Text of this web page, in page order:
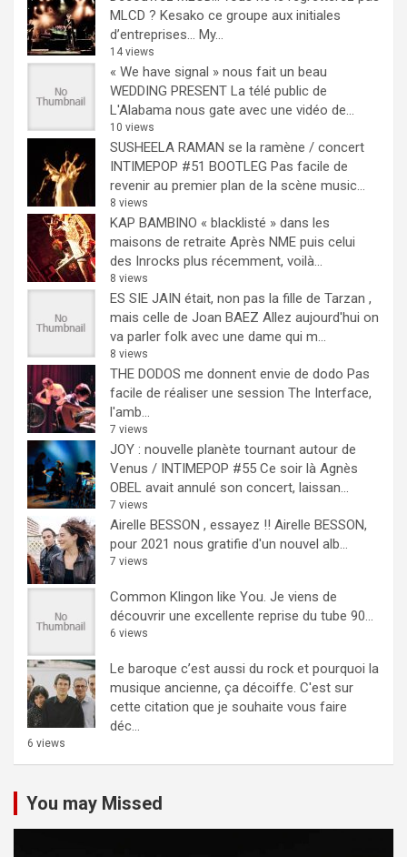
MLCD ? Kesako ce groupe aux initiales
d’entreprises… My...
14 views
« We have signal » nous fait un beau
WEDDING PRESENT La télé public de
L'Alabama nous gate avec une vidéo de...
10 views
SUSHEELA RAMAN se la ramène / concert
INTIMEPOP #51 BOOTLEG Pas facile de
revenir au premier plan de la scène music...
8 views
KAP BAMBINO « blacklisté » dans les
maisons de retraite Après NME puis celui
des Inrocks plus récemment, voilà...
8 views
ES SIE JAIN était, non pas la fille de Tarzan ,
mais celle de Joan BAEZ Allez aujourd'hui on
va parler folk avec une dame qui m...
8 views
THE DODOS me donnent envie de dodo Pas
facile de réaliser une session The Interface,
l'amb...
7 views
JOY : nouvelle planète tournant autour de
Venus / INTIMEPOP #55 Ce soir là Agnès
OBEL avait annulé son concert, laissan...
7 views
Airelle BESSON , essayez !! Airelle BESSON,
pour 2021 nous gratifie d'un nouvel alb...
7 views
Common Klingon like You. Je viens de
découvrir une excellente reprise du tube 90...
6 views
Le baroque c’est aussi du rock et pourquoi la
musique ancienne, ça décoiffe. C'est sur
cette citation que je souhaite vous faire
déc...
6 views
You may Missed